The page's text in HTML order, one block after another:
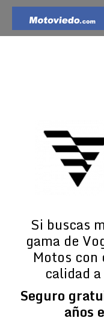
Si buscas
gama de
Motos con
calidad
Seguro
años